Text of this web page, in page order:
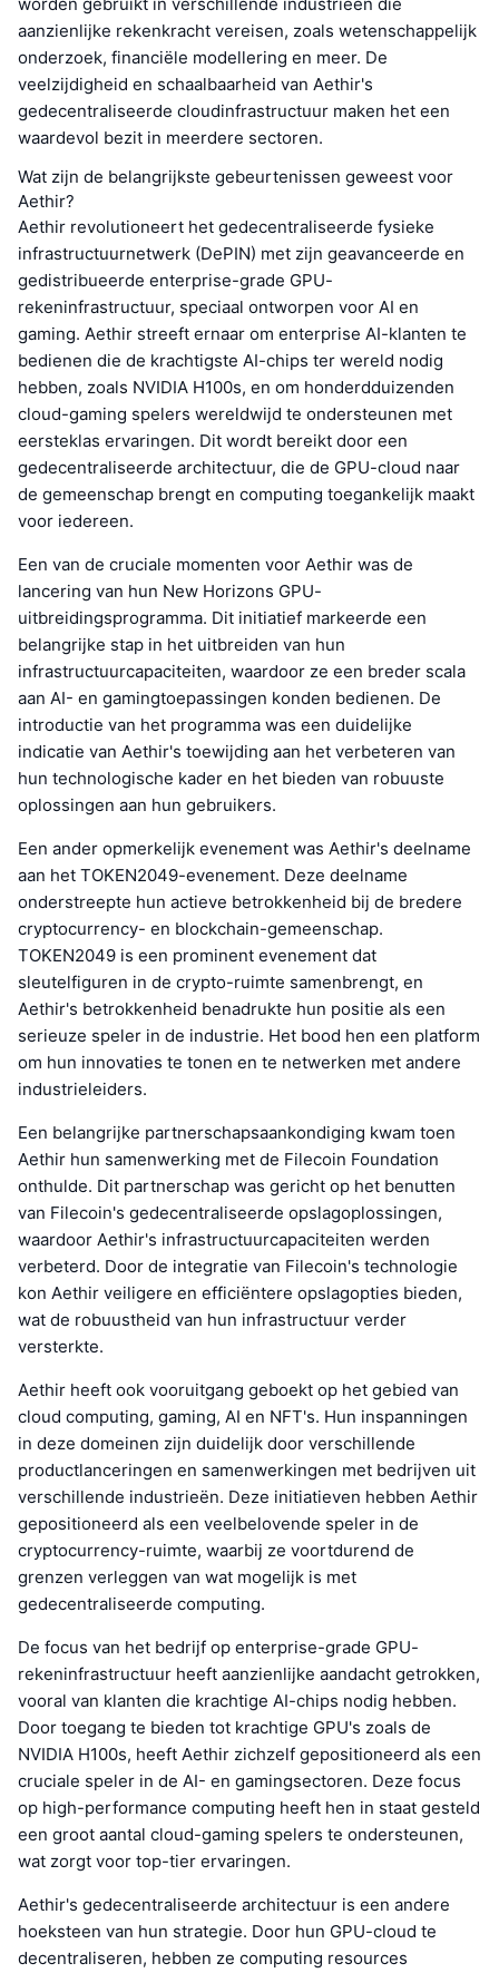
aanzienlijke rekenkracht vereisen, zoals wetenschappelijk
onderzoek, financiële modellering en meer. De
veelzijdigheid en schaalbaarheid van Aethir's
gedecentraliseerde cloudinfrastructuur maken het een
waardevol bezit in meerdere sectoren.
Wat zijn de belangrijkste gebeurtenissen geweest voor
Aethir?
Aethir revolutioneert het gedecentraliseerde fysieke
infrastructuurnetwerk (DePIN) met zijn geavanceerde en
gedistribueerde enterprise-grade GPU-
rekeninfrastructuur, speciaal ontworpen voor AI en
gaming. Aethir streeft ernaar om enterprise AI-klanten te
bedienen die de krachtigste AI-chips ter wereld nodig
hebben, zoals NVIDIA H100s, en om honderdduizenden
cloud-gaming spelers wereldwijd te ondersteunen met
eersteklas ervaringen. Dit wordt bereikt door een
gedecentraliseerde architectuur, die de GPU-cloud naar
de gemeenschap brengt en computing toegankelijk maakt
voor iedereen.
Een van de cruciale momenten voor Aethir was de
lancering van hun New Horizons GPU-
uitbreidingsprogramma. Dit initiatief markeerde een
belangrijke stap in het uitbreiden van hun
infrastructuurcapaciteiten, waardoor ze een breder scala
aan AI- en gamingtoepassingen konden bedienen. De
introductie van het programma was een duidelijke
indicatie van Aethir's toewijding aan het verbeteren van
hun technologische kader en het bieden van robuuste
oplossingen aan hun gebruikers.
Een ander opmerkelijk evenement was Aethir's deelname
aan het TOKEN2049-evenement. Deze deelname
onderstreepte hun actieve betrokkenheid bij de bredere
cryptocurrency- en blockchain-gemeenschap.
TOKEN2049 is een prominent evenement dat
sleutelfiguren in de crypto-ruimte samenbrengt, en
Aethir's betrokkenheid benadrukte hun positie als een
serieuze speler in de industrie. Het bood hen een platform
om hun innovaties te tonen en te netwerken met andere
industrieleiders.
Een belangrijke partnerschapsaankondiging kwam toen
Aethir hun samenwerking met de Filecoin Foundation
onthulde. Dit partnerschap was gericht op het benutten
van Filecoin's gedecentraliseerde opslagoplossingen,
waardoor Aethir's infrastructuurcapaciteiten werden
verbeterd. Door de integratie van Filecoin's technologie
kon Aethir veiligere en efficiëntere opslagopties bieden,
wat de robuustheid van hun infrastructuur verder
versterkte.
Aethir heeft ook vooruitgang geboekt op het gebied van
cloud computing, gaming, AI en NFT's. Hun inspanningen
in deze domeinen zijn duidelijk door verschillende
productlanceringen en samenwerkingen met bedrijven uit
verschillende industrieën. Deze initiatieven hebben Aethir
gepositioneerd als een veelbelovende speler in de
cryptocurrency-ruimte, waarbij ze voortdurend de
grenzen verleggen van wat mogelijk is met
gedecentraliseerde computing.
De focus van het bedrijf op enterprise-grade GPU-
rekeninfrastructuur heeft aanzienlijke aandacht getrokken,
vooral van klanten die krachtige AI-chips nodig hebben.
Door toegang te bieden tot krachtige GPU's zoals de
NVIDIA H100s, heeft Aethir zichzelf gepositioneerd als een
cruciale speler in de AI- en gamingsectoren. Deze focus
op high-performance computing heeft hen in staat gesteld
een groot aantal cloud-gaming spelers te ondersteunen,
wat zorgt voor top-tier ervaringen.
Aethir's gedecentraliseerde architectuur is een andere
hoeksteen van hun strategie. Door hun GPU-cloud te
decentraliseren, hebben ze computing resources